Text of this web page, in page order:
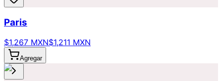
Paris
$1,267 MXN$1,211 MXN
Agregar